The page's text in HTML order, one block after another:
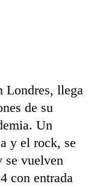
Londres, llega
de su
Un
y el rock, se
se vuelven
con entrada